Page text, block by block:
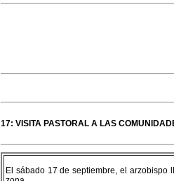
17: VISITA PASTORAL A LAS
El sábado 17 de septiembre, el